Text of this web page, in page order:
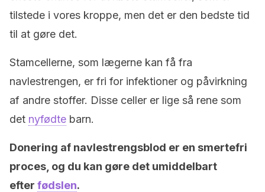
tilstede i vores kroppe, men det er den bedste tid
til at gøre det.
Stamcellerne, som lægerne kan få fra
navlestrengen, er fri for infektioner og påvirkning
af andre stoffer. Disse celler er lige så rene som
det nyfødte barn.
Donering af navlestrengsblod er en smertefri
proces, og du kan gøre det umiddelbart
efter fødslen.